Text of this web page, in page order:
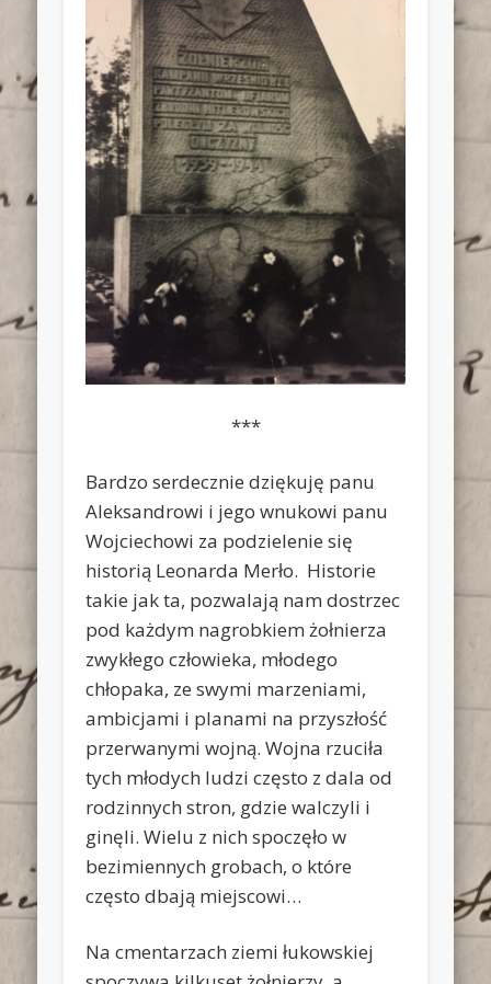
***
Bardzo serdecznie dziękuję panu
Aleksandrowi i jego wnukowi panu
Wojciechowi za podzielenie się
historią Leonarda Merło. Historie
takie jak ta, pozwalają nam dostrzec
pod każdym nagrobkiem żołnierza
zwykłego człowieka, młodego
chłopaka, ze swymi marzeniami,
ambicjami i planami na przyszłość
przerwanymi wojną. Wojna rzuciła
tych młodych ludzi często z dala od
rodzinnych stron, gdzie walczyli i
ginęli. Wielu z nich spoczęło w
bezimiennych grobach, o które
często dbają miejscowi…
Na cmentarzach ziemi łukowskiej